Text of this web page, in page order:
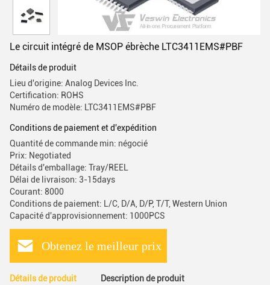
Le circuit intégré de MSOP ébrèche LTC3411EMS#PBF
Détails de produit
Lieu d'origine: Analog Devices Inc.
Certification: ROHS
Numéro de modèle: LTC3411EMS#PBF
Conditions de paiement et d'expédition
Quantité de commande min: négocié
Prix: Negotiated
Détails d'emballage: Tray/REEL
Délai de livraison: 3-15days
Courant: 8000
Conditions de paiement: L/C, D/A, D/P, T/T, Western Union
Capacité d'approvisionnement: 1000PCS
Obtenez le meilleur prix
Détails de produit Description de produit